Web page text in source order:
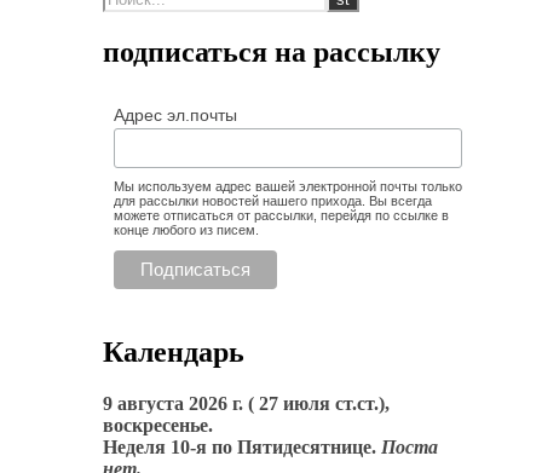
подписаться на рассылку
Адрес эл.почты
Мы используем адрес вашей электронной почты только
для рассылки новостей нашего прихода. Вы всегда
можете отписаться от рассылки, перейдя по ссылке в
конце любого из писем.
Календарь
9 августа 2026 г. ( 27 июля ст.ст.),
воскресенье.
Неделя 10-я по Пятидесятнице. Поста